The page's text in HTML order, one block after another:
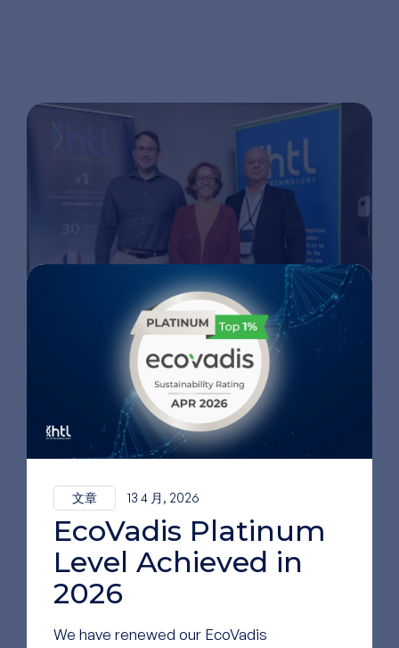
文章 13 4 月, 2026
EcoVadis Platinum
Level Achieved in
2026
We have renewed our EcoVadis
SFB
金牌赞助商